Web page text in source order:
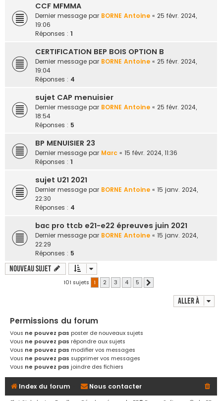
CCF MFMMA
Dernier message par BORNE Antoine « 25 févr. 2024,
19:06
Réponses : 1
CERTIFICATION BEP BOIS OPTION B
Dernier message par BORNE Antoine « 25 févr. 2024,
19:04
Réponses : 4
sujet CAP menuisier
Dernier message par BORNE Antoine « 25 févr. 2024,
18:54
Réponses : 5
BP MENUISIER 23
Dernier message par Marc « 15 févr. 2024, 11:36
Réponses : 1
sujet U21 2021
Dernier message par BORNE Antoine « 15 janv. 2024,
22:30
Réponses : 4
bac pro ttcb e21-e22 épreuves juin 2021
Dernier message par BORNE Antoine « 15 janv. 2024,
22:29
Réponses : 5
Nouveau sujet
101 sujets 1 2 3 4 5
Aller à
Permissions du forum
Vous ne pouvez pas poster de nouveaux sujets
Vous ne pouvez pas répondre aux sujets
Vous ne pouvez pas modifier vos messages
Vous ne pouvez pas supprimer vos messages
Vous ne pouvez pas joindre des fichiers
Index du forum Nous contacter